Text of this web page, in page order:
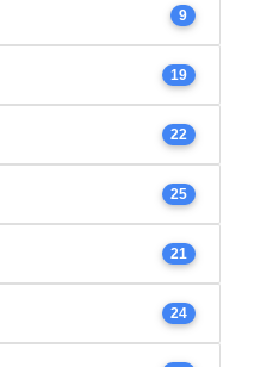
9
19
22
25
21
24